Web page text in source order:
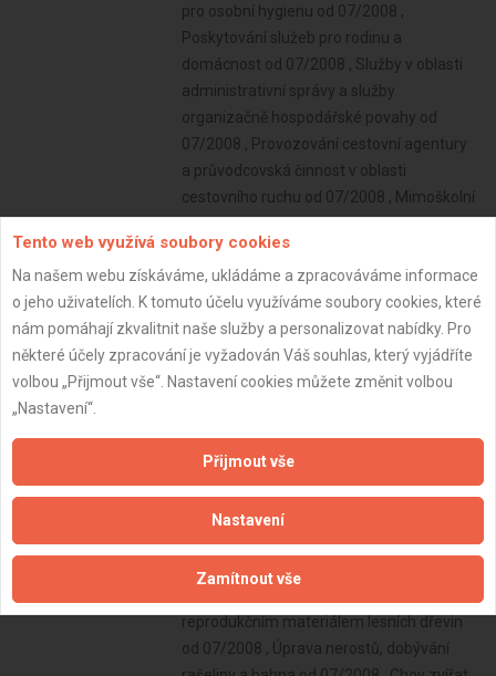
Tento web využívá soubory cookies
Na našem webu získáváme, ukládáme a zpracováváme informace
o jeho uživatelích. K tomuto účelu využíváme soubory cookies, které
nám pomáhají zkvalitnit naše služby a personalizovat nabídky. Pro
některé účely zpracování je vyžadován Váš souhlas, který vyjádříte
volbou „Přijmout vše“. Nastavení cookies můžete změnit volbou
„Nastavení“.
Přijmout vše
Nastavení
Zamítnout vše